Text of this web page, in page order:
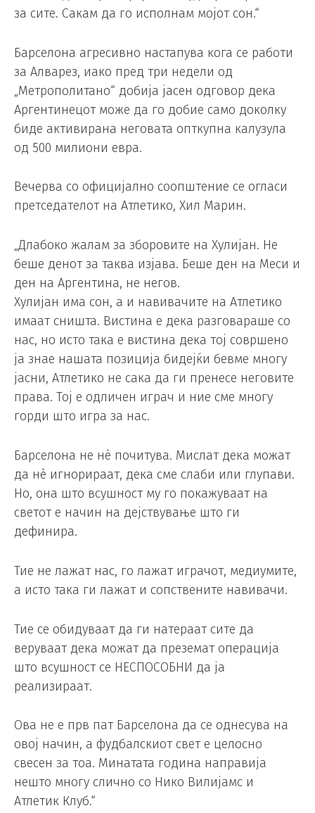
за сите. Сакам да го исполнам мојот сон.“
Барселона агресивно настапува кога се работи
за Алварез, иако пред три недели од
„Метрополитано“ добија јасен одговор дека
Аргентинецот може да го добие само доколку
биде активирана неговата опткупна калузула
од 500 милиони евра.
Вечерва со официјално соопштение се огласи
претседателот на Атлетико, Хил Марин.
„Длабоко жалам за зборовите на Хулијан. Не
беше денот за таква изјава. Беше ден на Меси и
ден на Аргентина, не негов.
Хулијан има сон, а и навивачите на Атлетико
имаат сништа. Вистина е дека разговараше со
нас, но исто така е вистина дека тој совршено
ја знае нашата позиција бидејќи бевме многу
јасни, Атлетико не сака да ги пренесе неговите
права. Тој е одличен играч и ние сме многу
горди што игра за нас.
Барселона не нè почитува. Мислат дека можат
да нè игнорираат, дека сме слаби или глупави.
Но, она што всушност му го покажуваат на
светот е начин на дејствување што ги
дефинира.
Тие не лажат нас, го лажат играчот, медиумите,
а исто така ги лажат и сопствените навивачи.
Тие се обидуваат да ги натераат сите да
веруваат дека можат да преземат операција
што всушност се НЕСПОСОБНИ да ја
реализираат.
Ова не е прв пат Барселона да се однесува на
овој начин, а фудбалскиот свет е целосно
свесен за тоа. Минатата година направија
нешто многу слично со Нико Вилијамс и
Атлетик Клуб.“